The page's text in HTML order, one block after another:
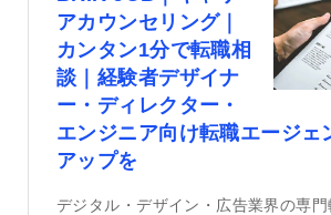
アカウンセリング｜
カンタン1分で転職相
談｜経験者デザイナ
ー・ディレクター・
エンジニア向け転職エージェ
アップを
デジタル・デザイン・広告業界の専門